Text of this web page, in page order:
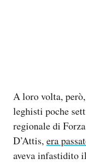
A loro volta,
leghisti poche
regionale di
D’Attis, era
aveva infastidito